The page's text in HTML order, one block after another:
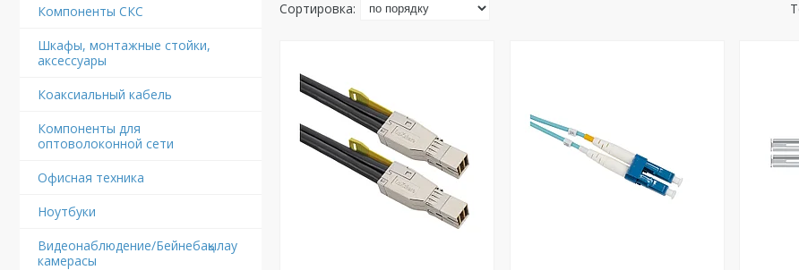
Компоненты СКС
Шкафы, монтажные стойки,
аксессуары
Коаксиальный кабель
Компоненты для
оптоволоконной сети
Офисная техника
Ноутбуки
Видеонаблюдение/Бейнебақылау
камерасы